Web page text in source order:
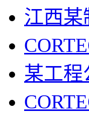
江西某
某工程